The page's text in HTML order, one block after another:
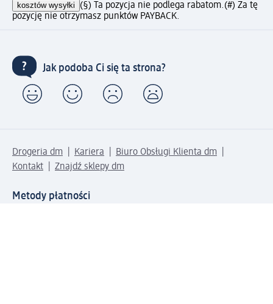
kosztów wysyłki (§) Ta pozycja nie podlega rabatom.(#) Za tę
pozycję nie otrzymasz punktów PAYBACK.
Jak podoba Ci się ta strona?
Drogeria dm Kariera
Biuro Obsługi Klienta dm
Kontakt
Znajdź sklepy dm
Metody płatności